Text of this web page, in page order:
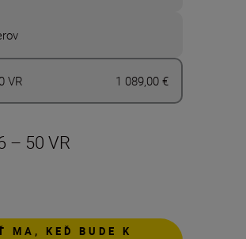
VR 1 089,00 €
– 50 VR
MA, KEĎ BUDE K